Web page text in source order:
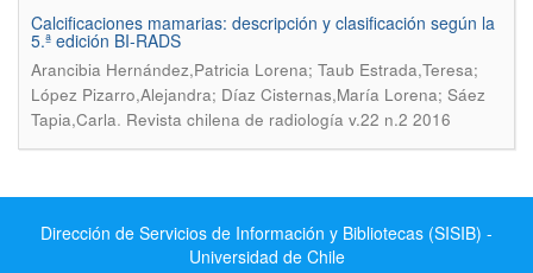
Calcificaciones mamarias: descripción y clasificación según la
5.ª edición BI-RADS
Arancibia Hernández,Patricia Lorena; Taub Estrada,Teresa;
López Pizarro,Alejandra; Díaz Cisternas,María Lorena; Sáez
Tapia,Carla. Revista chilena de radiología v.22 n.2 2016
Dirección de Servicios de Información y Bibliotecas (SISIB) -
Universidad de Chile